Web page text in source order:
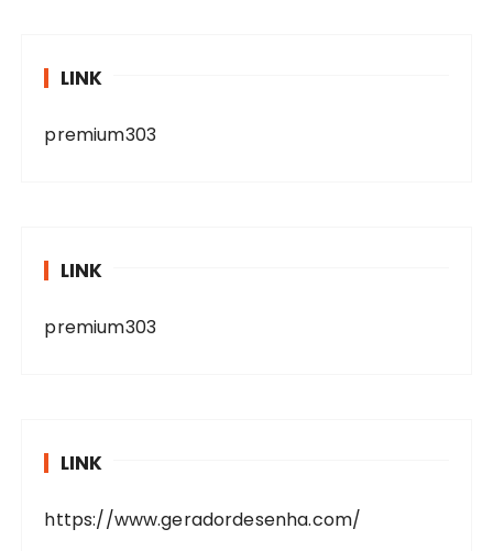
LINK
premium303
LINK
premium303
LINK
https://www.geradordesenha.com/